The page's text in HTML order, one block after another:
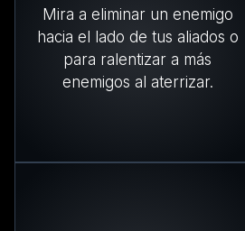
Mira a eliminar un enemigo
hacia el lado de tus aliados o
para ralentizar a más
enemigos al aterrizar.